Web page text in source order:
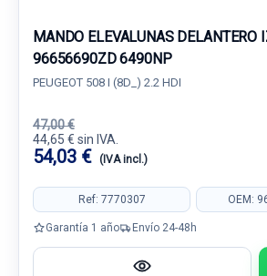
MANDO ELEVALUNAS DELANTERO
96656690ZD 6490NP
PEUGEOT 508 I (8D_) 2.2 HDI
47,00 €
44,65 € sin IVA.
54,03 € (IVA incl.)
Ref: 7770307 OEM:
Garantía 1 año Envío 24-48h